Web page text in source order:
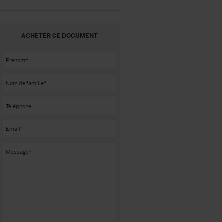
ACHETER CE DOCUMENT